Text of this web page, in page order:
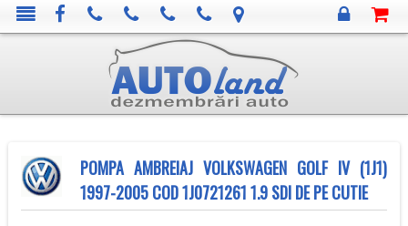
POMPA AMBREIAJ VOLKSWAGEN GOLF IV (1J1)
1997-2005 COD 1J0721261 1.9 SDI DE PE CUTIE